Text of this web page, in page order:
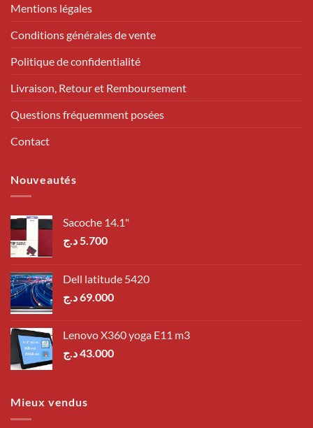
Mentions légales
Conditions générales de vente
Politique de confidentialité
Livraison, Retour et Remboursement
Questions fréquemment posées
Contact
Nouveautés
Sacoche 14.1"
5.700د.ج
Dell latitude 5420
69.000د.ج
Lenovo X360 yoga E11 m3
43.000د.ج
Mieux vendus